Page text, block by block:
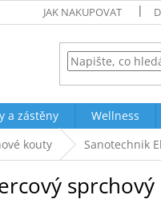
JAK NAKUPOVAT
a zástěny Wellness
kouty Sanotechnik